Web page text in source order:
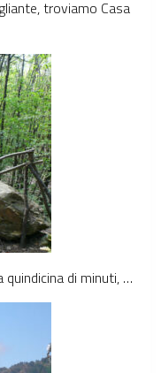
troviamo Casa
quindicina di minuti, …